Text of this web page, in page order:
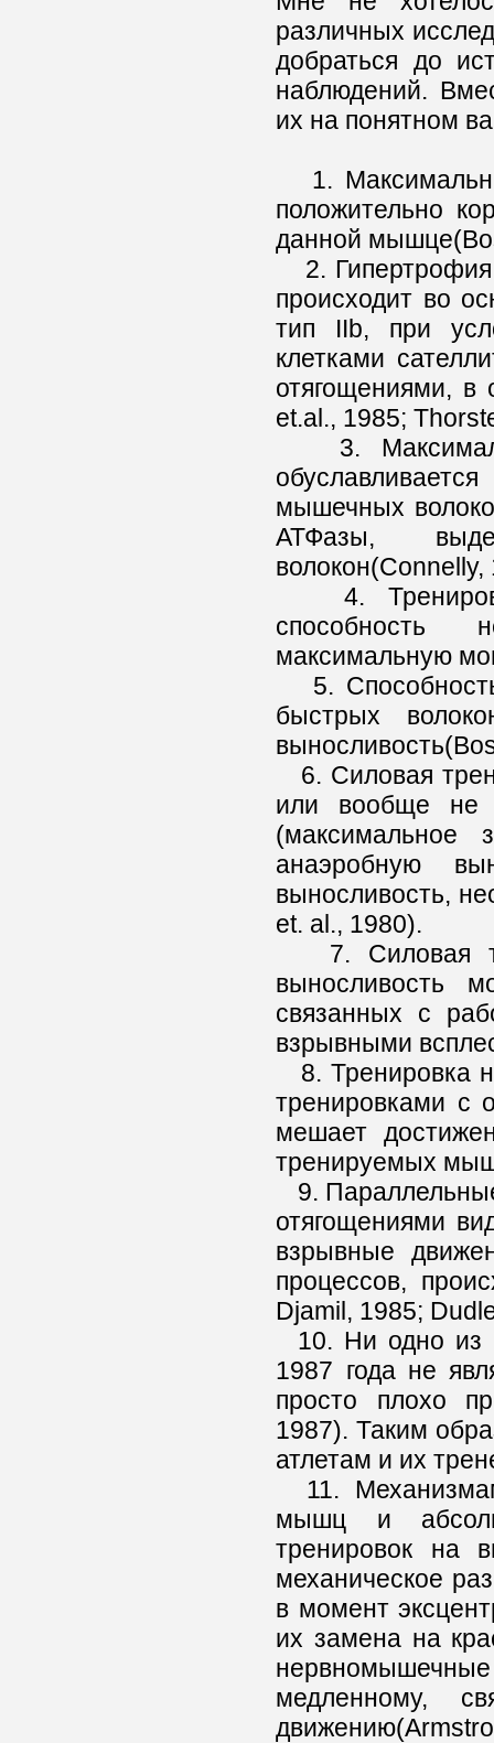
различных
добраться до
наблюдений.
их на понятном
1.
положительно
данной
2.
происходит во
тип IIb, при
клетками
отягощениями, в
et.al., 1985;
3.
мышечных
АТФазы,
волокон(Connelly,
4.
способность
максимальную
5.
быстрых
6. Силовая
или вообще не
(максимальное
анаэробную
выносливость,
et. al., 1980).
7. Силовая
выносливость
связанных с
взрывными
8. Тренировка
тренировками с
мешает
тренируемых
9.
отягощениями
взрывные
процессов,
Djamil, 1985;
10. Ни одно из
1987 года не
просто плохо
1987). Таким
атлетам и их
11.
мышц и
тренировок на
механическое
в момент
их замена на
медленному,